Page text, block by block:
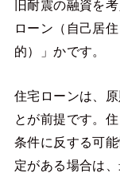
旧耐震の融資を
ローン（自己居
的）」かです。
住宅ローンは、
とが前提です。
条件に反する可
定がある場合は